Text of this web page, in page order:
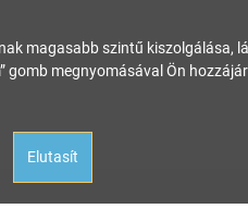
magasabb szintű kiszolgálása,
gomb megnyomásával Ön
Elutasít